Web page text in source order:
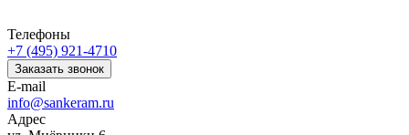
Телефоны
+7 (495) 921-4710
Заказать звонок
E-mail
info@sankeram.ru
Адрес